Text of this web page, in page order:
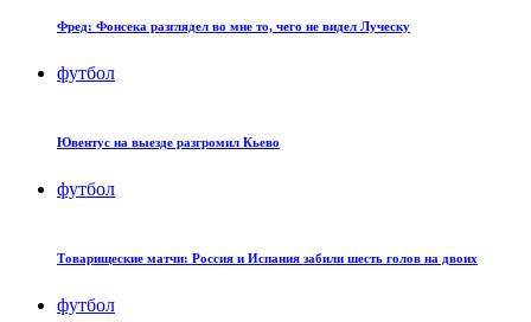
Фред: Фонсека разглядел во мне то, чего не видел Луческу
футбол
Ювентус на выезде разгромил Кьево
футбол
Товарищеские матчи: Россия и Испания забили шесть голов на двоих
футбол